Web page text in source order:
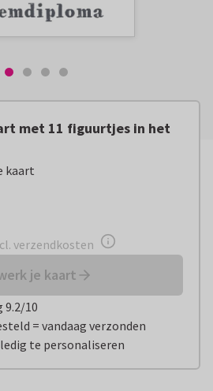
met 11 figuurtjes in het
kaart
verzendkosten
je kaart
9.2/10
= vandaag verzonden
te personaliseren